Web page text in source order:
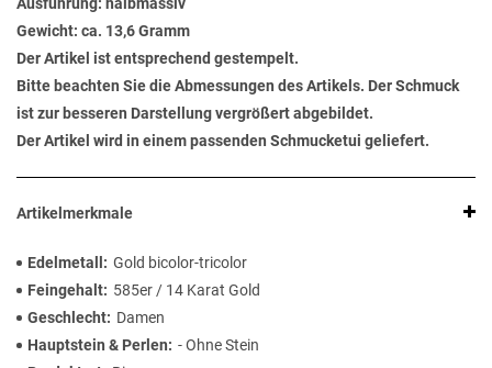
Ausführung: halbmassiv
Gewicht: ca. 13,6 Gramm
Der Artikel ist entsprechend gestempelt.
Bitte beachten Sie die Abmessungen des Artikels. Der Schmuck
ist zur besseren Darstellung vergrößert abgebildet.
Der Artikel wird in einem passenden Schmucketui geliefert.
Artikelmerkmale
Edelmetall
Gold bicolor-tricolor
Feingehalt
585er / 14 Karat Gold
Geschlecht
Damen
Hauptstein & Perlen
- Ohne Stein